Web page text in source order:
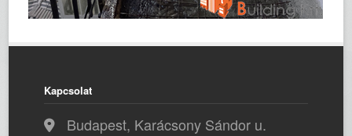
Kapcsolat
Budapest, Karácsony Sándor u.